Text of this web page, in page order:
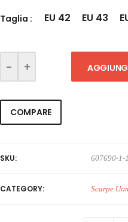
era:
Taglia : EU 42 EU 43
COMPARE
SKU: 607690-1-
CATEGORY: Scarpe